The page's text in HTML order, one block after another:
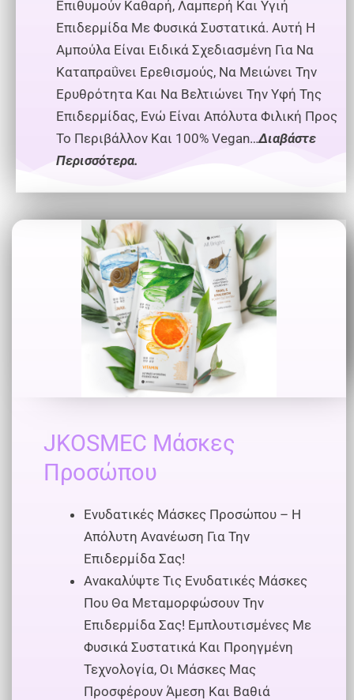
Επιθυμούν Καθαρή, Λαμπερή Και Υγιή
Επιδερμίδα Με Φυσικά Συστατικά. Αυτή Η
Αμπούλα Είναι Ειδικά Σχεδιασμένη Για Να
Καταπραΰνει Ερεθισμούς, Να Μειώνει Την
Ερυθρότητα Και Να Βελτιώνει Την Υφή Της
Επιδερμίδας, Ενώ Είναι Απόλυτα Φιλική Προς
Το Περιβάλλον Και 100% Vegan…Διαβάστε
Περισσότερα.
JKOSMEC Μάσκες
Προσώπου
Ενυδατικές Μάσκες Προσώπου – Η
Απόλυτη Ανανέωση Για Την
Επιδερμίδα Σας!
Ανακαλύψτε Τις Ενυδατικές Μάσκες
Που Θα Μεταμορφώσουν Την
Επιδερμίδα Σας! Εμπλουτισμένες Με
Φυσικά Συστατικά Και Προηγμένη
Τεχνολογία, Οι Μάσκες Μας
Προσφέρουν Άμεση Και Βαθιά